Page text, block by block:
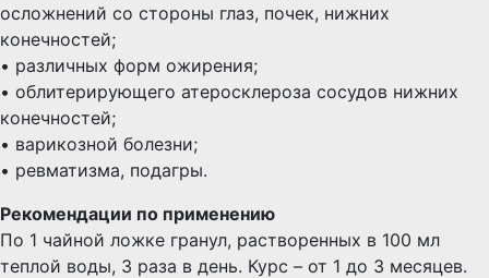
осложнений со стороны глаз, почек, нижних
конечностей;
• различных форм ожирения;
• облитерирующего атеросклероза сосудов нижних
конечностей;
• варикозной болезни;
• ревматизма, подагры.
Рекомендации по применению
По 1 чайной ложке гранул, растворенных в 100 мл
теплой воды, 3 раза в день. Курс – от 1 до 3 месяцев.